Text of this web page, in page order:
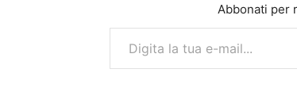
Abbonati per
Digita la tua e-mail...